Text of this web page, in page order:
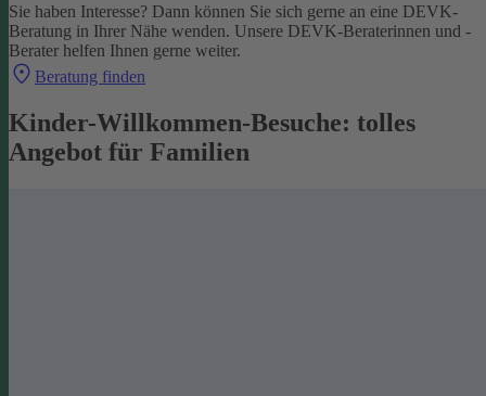
Sie haben Interesse? Dann können Sie sich gerne an eine DEVK-
Beratung in Ihrer Nähe wenden. Unsere DEVK-Beraterinnen und -
Berater helfen Ihnen gerne weiter.
Beratung finden
Kinder-Willkommen-Besuche: tolles
Angebot für Familien